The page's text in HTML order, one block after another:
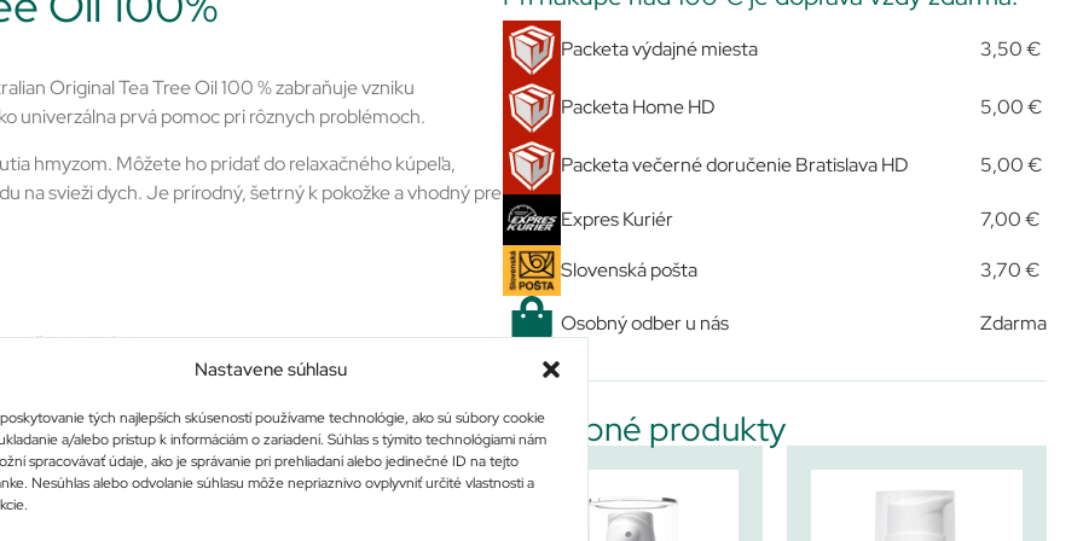
Nastavene súhlasu
tých najlepších skúseností používame technológie, ako sú súbory cookie
a/alebo prístup k informáciám o zariadení. Súhlas s týmito technológiami nám
spracovávať údaje, ako je správanie pri prehliadaní alebo jedinečné ID na tejto
Nesúhlas alebo odvolanie súhlasu môže nepriaznivo ovplyvniť určité vlastnosti a
Original Tea Tree Oil 100 % zabraňuje vzniku
univerzálna prvá pomoc pri rôznych problémoch.
hmyzom. Môžete ho pridať do relaxačného kúpeľa,
na svieži dych. Je prírodný, šetrný k pokožke a vhodný pre
uštipnutie hmyzom
Následne použiť podľa potreby.
Packeta výdajné miesta 3,50 €
Packeta Home HD 5,00 €
Packeta večerné doručenie Bratislava HD 5,00 €
Expres Kuriér 7,00 €
Slovenská pošta 3,70 €
Osobný odber u nás Zdarma
Podobné produkty